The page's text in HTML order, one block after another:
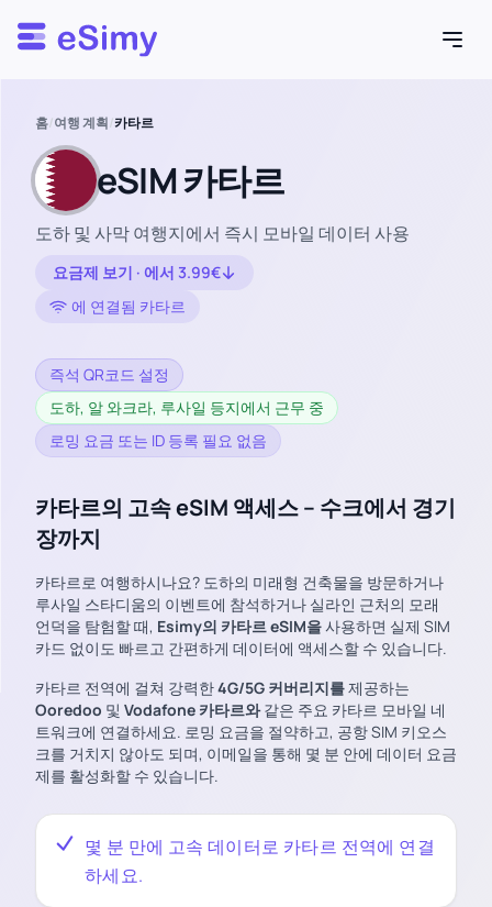
Esimy
홈/여행 계획/카타르
eSIM 카타르
도하 및 사막 여행지에서 즉시 모바일 데이터 사용
요금제 보기 · 에서 3.99€
에 연결됨 카타르
즉석 QR코드 설정
도하, 알 와크라, 루사일 등지에서 근무 중
로밍 요금 또는 ID 등록 필요 없음
카타르의 고속 eSIM 액세스 – 수크에서 경기
장까지
카타르로 여행하시나요? 도하의 미래형 건축물을 방문하거나
루사일 스타디움의 이벤트에 참석하거나 실라인 근처의 모래
언덕을 탐험할 때, Esimy의 카타르 eSIM을사용하면 실제 SIM
카드 없이도 빠르고 간편하게 데이터에 액세스할 수 있습니다.
카타르 전역에 걸쳐 강력한4G/5G 커버리지를제공하는
Ooredoo 및 Vodafone 카타르와같은 주요 카타르 모바일 네
트워크에 연결하세요. 로밍 요금을 절약하고, 공항 SIM 키오스
크를 거치지 않아도 되며, 이메일을 통해 몇 분 안에 데이터 요금
제를 활성화할 수 있습니다.
몇 분 만에 고속 데이터로 카타르 전역에 연결
하세요.